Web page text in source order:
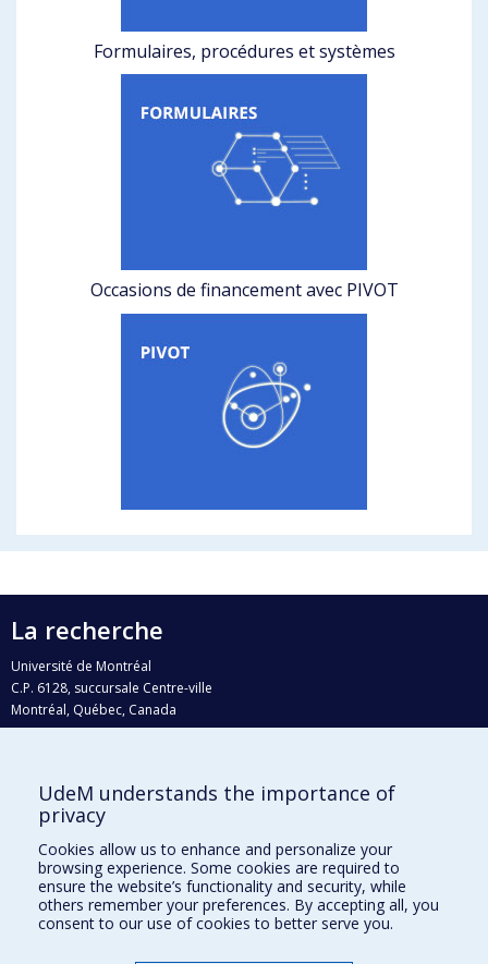
Formulaires, procédures et systèmes
Occasions de financement avec PIVOT
La recherche
Université de Montréal
C.P. 6128, succursale Centre-ville
Montréal, Québec, Canada
H3C 3J7
Qui fait quoi?
Nous trouver
Plan du site
Accessibilité
UdeM understands the importance of
privacy
Cookies allow us to enhance and personalize your
browsing experience. Some cookies are required to
ensure the website’s functionality and security, while
others remember your preferences. By accepting all, you
consent to our use of cookies to better serve you.